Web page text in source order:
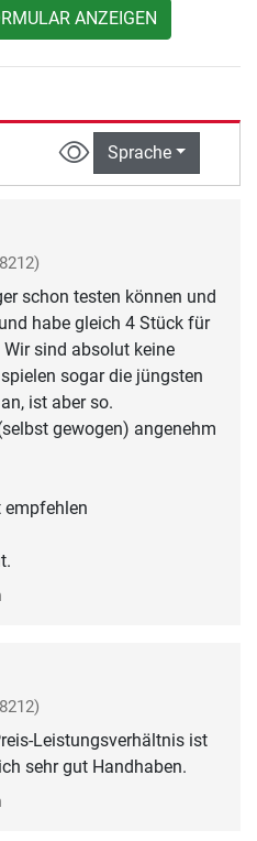
ANZEIGEN
Sprache
schon testen können und
habe gleich 4 Stück für
sind absolut keine
sogar die jüngsten
ist aber so.
gewogen) angenehm
empfehlen
Leistungsverhältnis ist
sehr gut Handhaben.